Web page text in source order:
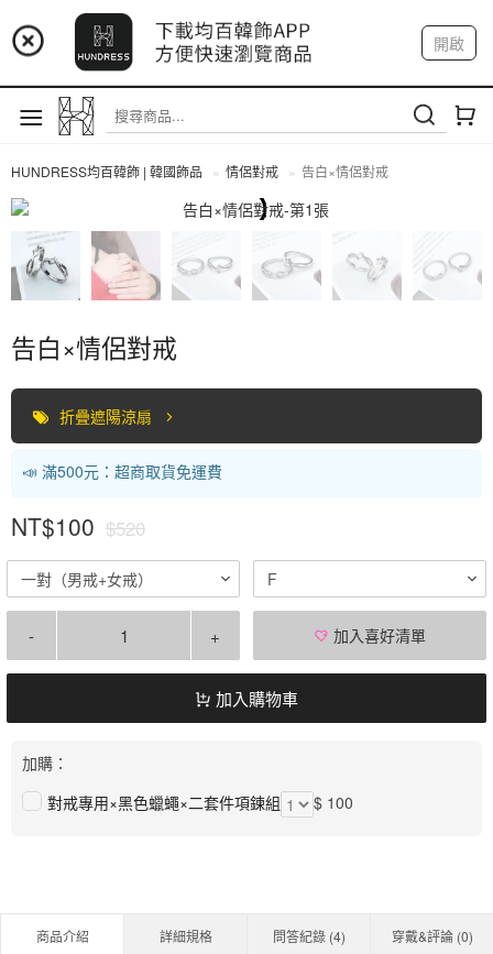
📢 市集預告：9/4-9/6 淡水捷運站
📢 市集預告：9/12-9/13 八里海巡基地
📢 市集預告：8/22-8/23 桃園青埔置地廣場
開啟
註冊 我的帳戶
HUNDRESS均百韓飾 | 韓國飾品 情侶對戒 告白×情侶對戒
告白×情侶對戒
折疊遮陽涼扇
📣 滿500元：超商取貨免運費
NT$100 $520
一對（男戒+女戒） F
- + 加入喜好清單
加入購物車
加購：
對戒專用×黑色蠟蠅×二套件項鍊組
$ 100
商品介紹 詳細規格 問答紀錄 (4) 穿戴&評論 (0)